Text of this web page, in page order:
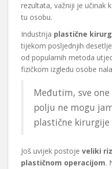
rezultata, važniji je učinak
tu osobu.
Industrija plastične
tijekom posljednjih
od popularnih metoda
fizičkom izgledu osobe
Međutim, sve
polju ne mogu
plastične
Još uvijek postoje veliki
plastičnom operacijom.